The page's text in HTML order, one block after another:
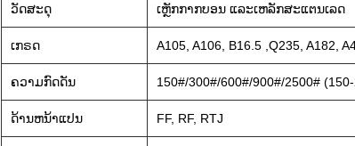
ວັດສະດຸ ເຫຼັກກາກບອນ ແລະເຫລັກສະແຕນເລດ
ເກຣດ A105, A106, B16.5 ,Q235, A182,
ຄວາມກົດດັນ 150#/300#/600#/900#/2500#
ດ້ານຫນ້າແປນ FF, RF, RTJ